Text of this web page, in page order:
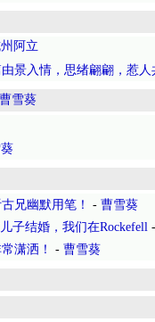
阿立
景入情，思绪翩翩，惹人
曹雪葵
兄幽默用笔！
- 曹雪葵
子结婚，我们在Rockefell
潇洒！
- 曹雪葵